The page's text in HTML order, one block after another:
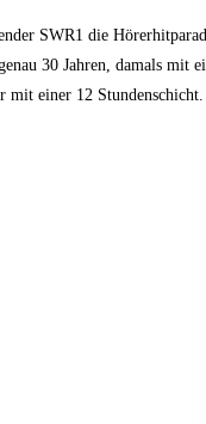
SWR1 die
30 Jahren, damals
einer 12